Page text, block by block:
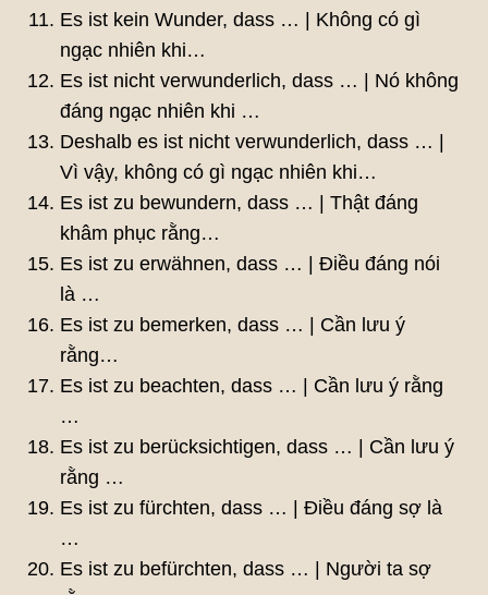
Es ist kein Wunder, dass … | Không có gì
ngạc nhiên khi…
Es ist nicht verwunderlich, dass … | Nó không
đáng ngạc nhiên khi …
Deshalb es ist nicht verwunderlich, dass … |
Vì vậy, không có gì ngạc nhiên khi…
Es ist zu bewundern, dass … | Thật đáng
khâm phục rằng…
Es ist zu erwähnen, dass … | Điều đáng nói
là …
Es ist zu bemerken, dass … | Cần lưu ý
rằng…
Es ist zu beachten, dass … | Cần lưu ý rằng
…
Es ist zu berücksichtigen, dass … | Cần lưu ý
rằng …
Es ist zu fürchten, dass … | Điều đáng sợ là
…
Es ist zu befürchten, dass … | Người ta sợ